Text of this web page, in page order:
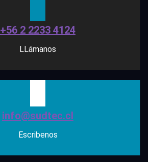
+56 2 2233 4124
LLámanos
info@sudtec.cl
Escribenos